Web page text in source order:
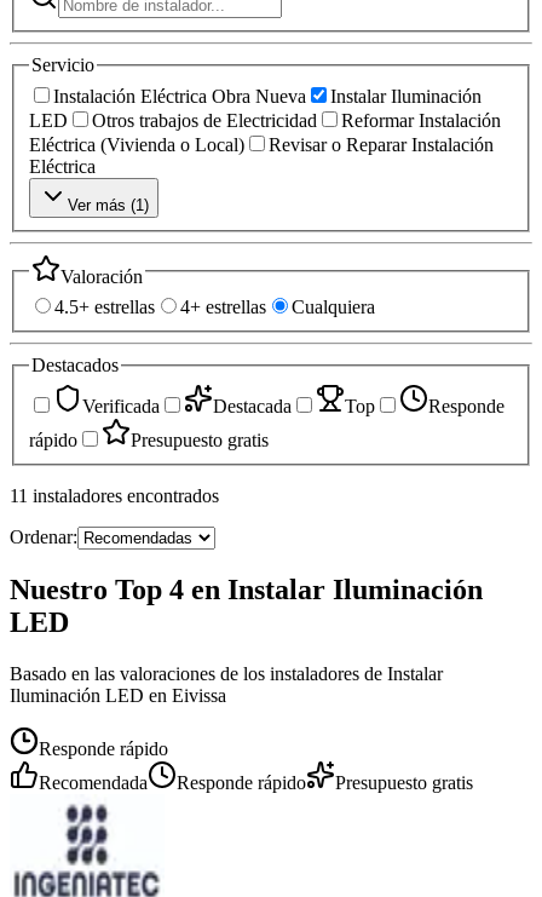
Servicio
Instalación Eléctrica Obra Nueva
Instalar Iluminación
LED
Otros trabajos de Electricidad
Reformar Instalación
Eléctrica (Vivienda o Local)
Revisar o Reparar Instalación
Eléctrica
Ver más (1)
Valoración
4.5+ estrellas
4+ estrellas Cualquiera
Destacados
Verificada
Destacada Top
Responde
rápido
Presupuesto gratis
11 instaladores encontrados
Ordenar:
Nuestro Top 4 en Instalar Iluminación
LED
Basado en las valoraciones de los instaladores de Instalar
Iluminación LED en Eivissa
Responde rápido
Recomendada
Responde rápido Presupuesto gratis